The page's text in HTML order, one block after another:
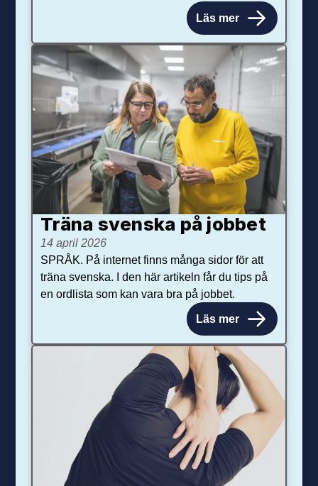
Läs mer
Träna svenska på jobbet
14 april 2026
SPRÅK. På internet finns många sidor för att
träna svenska. I den här artikeln får du tips på
en ordlista som kan vara bra på jobbet.
Läs mer